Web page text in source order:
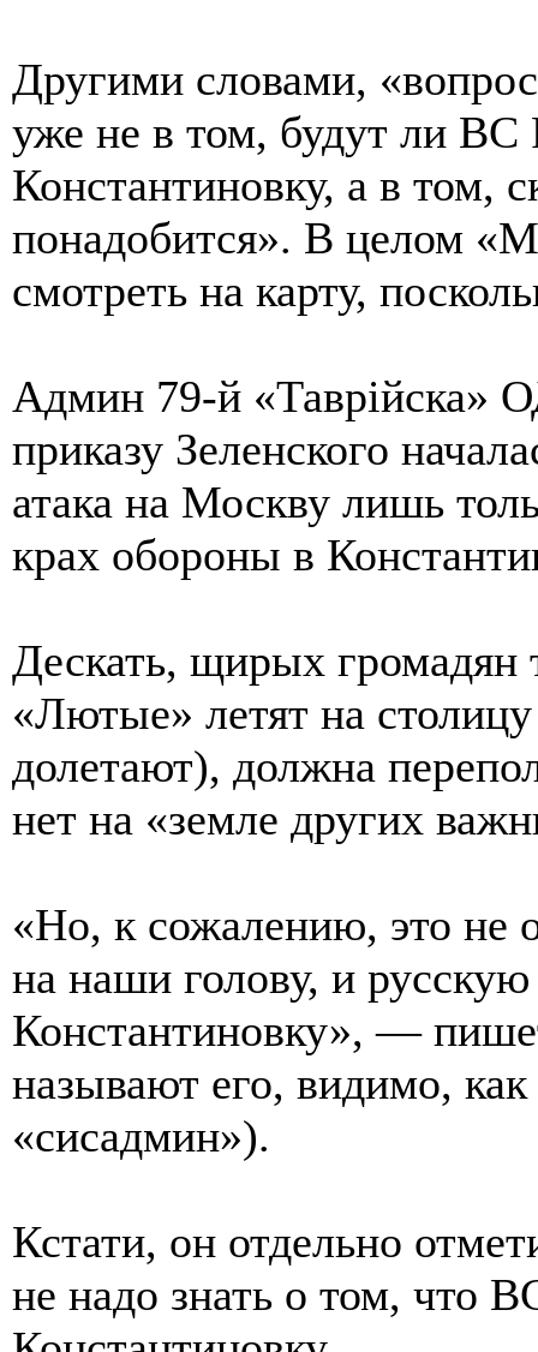
Другими словами,
уже не в том, будут ли ВС
Константиновку, а в том,
понадобится». В целом
смотреть на карту,
Админ 79-й «Таврiйска»
приказу Зеленского
атака на Москву лишь
крах обороны в
Дескать, щирых громадян
«Лютые» летят на
долетают), должна
нет на «земле других
«Но, к сожалению, это не
на наши голову, и русскую
Константиновку», —
называют его, видимо,
«сисадмин»).
Кстати, он отдельно
не надо знать о том, что